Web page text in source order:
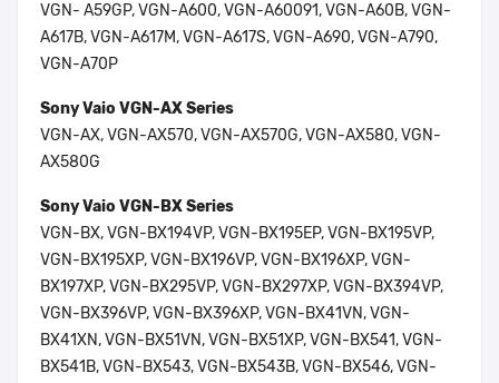
VGN- A59GP, VGN-A600, VGN-A60091, VGN-A60B, VGN-
A617B, VGN-A617M, VGN-A617S, VGN-A690, VGN-A790,
VGN-A70P
Sony Vaio VGN-AX Series
VGN-AX, VGN-AX570, VGN-AX570G, VGN-AX580, VGN-
AX580G
Sony Vaio VGN-BX Series
VGN-BX, VGN-BX194VP, VGN-BX195EP, VGN-BX195VP,
VGN-BX195XP, VGN-BX196VP, VGN-BX196XP, VGN-
BX197XP, VGN-BX295VP, VGN-BX297XP, VGN-BX394VP,
VGN-BX396VP, VGN-BX396XP, VGN-BX41VN, VGN-
BX41XN, VGN-BX51VN, VGN-BX51XP, VGN-BX541, VGN-
BX541B, VGN-BX543, VGN-BX543B, VGN-BX546, VGN-